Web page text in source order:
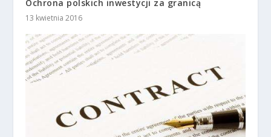
Ochrona polskich inwestycji za granicą
13 kwietnia 2016